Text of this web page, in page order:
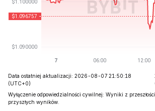
Data ostatniej aktualizacji: 2026-08-07 21:50:18
(UTC+0)
Wyłączenie odpowiedzialności cywilnej: Wyniki z
przyszłych wyników.